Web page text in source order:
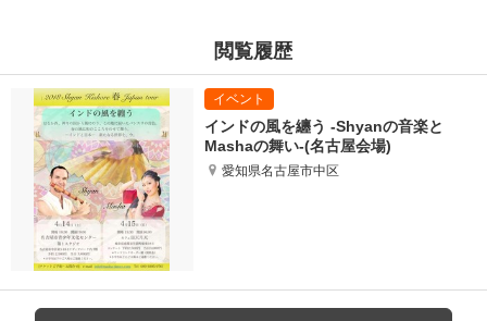
閲覧履歴
インドの風を纏う -Shyanの音楽と
Mashaの舞い-(名古屋会場)
愛知県名古屋市中区